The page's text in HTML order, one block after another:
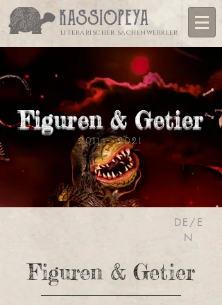
literarischer sachenwerkler
Figuren & Getier
2011 - 2021
DE/E
N
Figuren & Getier